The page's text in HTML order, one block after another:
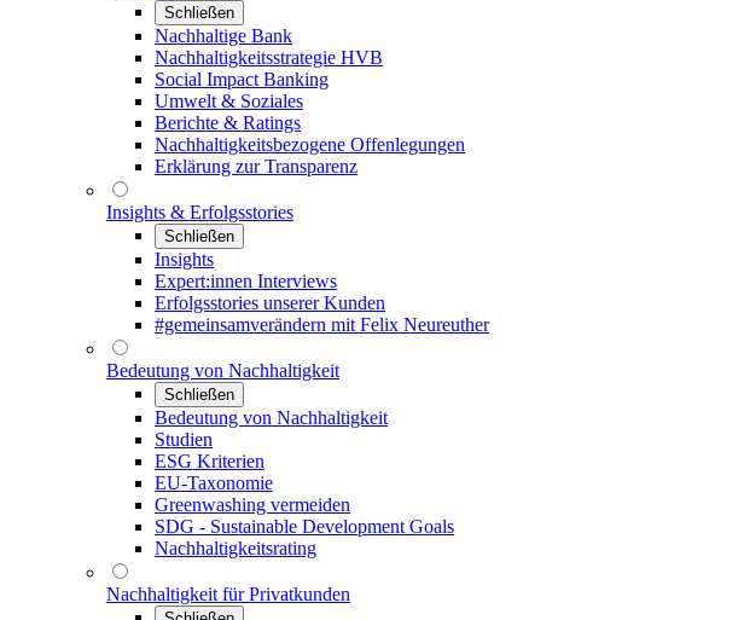
Schließen
Nachhaltige Bank
Nachhaltigkeitsstrategie HVB
Social Impact Banking
Umwelt & Soziales
Berichte & Ratings
Nachhaltigkeitsbezogene Offenlegungen
Erklärung zur Transparenz
Insights & Erfolgsstories
Schließen
Insights
Expert:innen Interviews
Erfolgsstories unserer Kunden
#gemeinsamverändern mit Felix Neureuther
Bedeutung von Nachhaltigkeit
Schließen
Bedeutung von Nachhaltigkeit
Studien
ESG Kriterien
EU-Taxonomie
Greenwashing vermeiden
SDG - Sustainable Development Goals
Nachhaltigkeitsrating
Nachhaltigkeit für Privatkunden